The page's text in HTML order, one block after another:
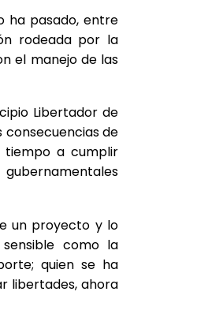
ha pasado, entre
rodeada por la
el manejo de las
Libertador de
consecuencias de
tiempo a cumplir
gubernamentales
un proyecto y lo
como la
quien se ha
libertades, ahora